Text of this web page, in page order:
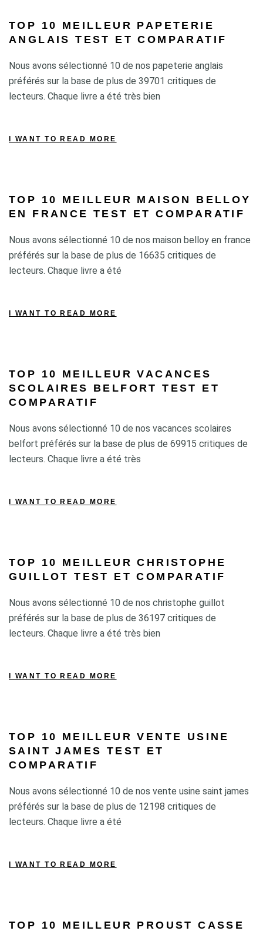
TOP 10 MEILLEUR PAPETERIE
ANGLAIS TEST ET COMPARATIF
Nous avons sélectionné 10 de nos papeterie anglais
préférés sur la base de plus de 39701 critiques de
lecteurs. Chaque livre a été très bien
I WANT TO READ MORE
TOP 10 MEILLEUR MAISON BELLOY
EN FRANCE TEST ET COMPARATIF
Nous avons sélectionné 10 de nos maison belloy en france
préférés sur la base de plus de 16635 critiques de
lecteurs. Chaque livre a été
I WANT TO READ MORE
TOP 10 MEILLEUR VACANCES
SCOLAIRES BELFORT TEST ET
COMPARATIF
Nous avons sélectionné 10 de nos vacances scolaires
belfort préférés sur la base de plus de 69915 critiques de
lecteurs. Chaque livre a été très
I WANT TO READ MORE
TOP 10 MEILLEUR CHRISTOPHE
GUILLOT TEST ET COMPARATIF
Nous avons sélectionné 10 de nos christophe guillot
préférés sur la base de plus de 36197 critiques de
lecteurs. Chaque livre a été très bien
I WANT TO READ MORE
TOP 10 MEILLEUR VENTE USINE
SAINT JAMES TEST ET
COMPARATIF
Nous avons sélectionné 10 de nos vente usine saint james
préférés sur la base de plus de 12198 critiques de
lecteurs. Chaque livre a été
I WANT TO READ MORE
TOP 10 MEILLEUR PROUST CASSE